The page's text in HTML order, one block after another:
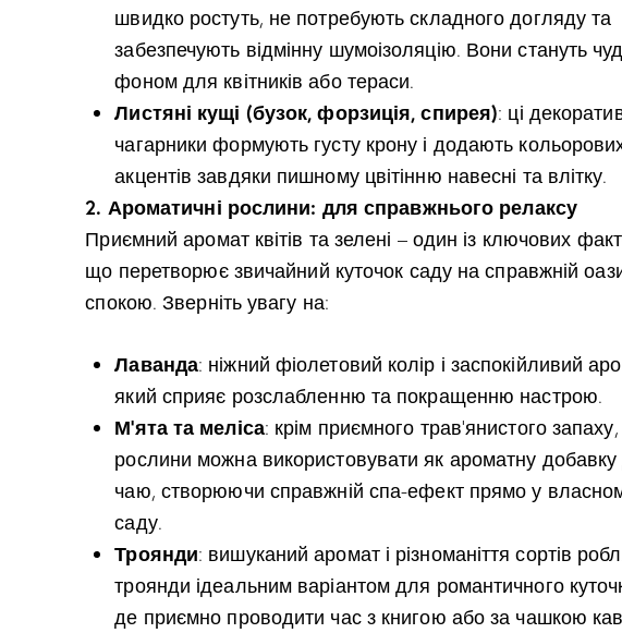
швидко ростуть, не потребують складного догляду та
забезпечують відмінну шумоізоляцію. Вони стануть
фоном для квітників або тераси.
Листяні кущі (бузок, форзиція, спирея): ці
чагарники формують густу крону і додають
акцентів завдяки пишному цвітінню навесні та влітку.
2. Ароматичні рослини: для справжнього релаксу
Приємний аромат квітів та зелені – один із ключових
що перетворює звичайний куточок саду на справжній
спокою. Зверніть увагу на:
Лаванда: ніжний фіолетовий колір і заспокійливий
який сприяє розслабленню та покращенню настрою.
М’ята та меліса: крім приємного трав’янистого запаху,
рослини можна використовувати як ароматну
чаю, створюючи справжній спа-ефект прямо у
саду.
Троянди: вишуканий аромат і різноманіття сортів
троянди ідеальним варіантом для романтичного
де приємно проводити час з книгою або за чашкою